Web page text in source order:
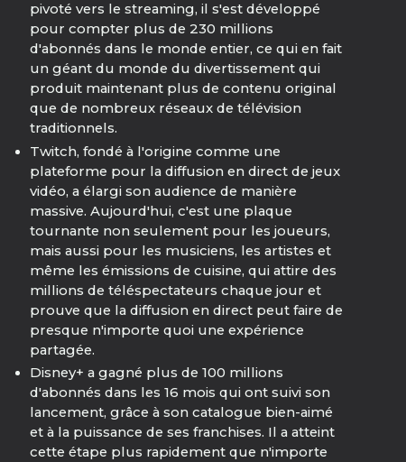
pivoté vers le streaming, il s'est développé
pour compter plus de 230 millions
d'abonnés dans le monde entier, ce qui en fait
un géant du monde du divertissement qui
produit maintenant plus de contenu original
que de nombreux réseaux de télévision
traditionnels.
Twitch, fondé à l'origine comme une
plateforme pour la diffusion en direct de jeux
vidéo, a élargi son audience de manière
massive. Aujourd'hui, c'est une plaque
tournante non seulement pour les joueurs,
mais aussi pour les musiciens, les artistes et
même les émissions de cuisine, qui attire des
millions de téléspectateurs chaque jour et
prouve que la diffusion en direct peut faire de
presque n'importe quoi une expérience
partagée.
Disney+ a gagné plus de 100 millions
d'abonnés dans les 16 mois qui ont suivi son
lancement, grâce à son catalogue bien-aimé
et à la puissance de ses franchises. Il a atteint
cette étape plus rapidement que n'importe